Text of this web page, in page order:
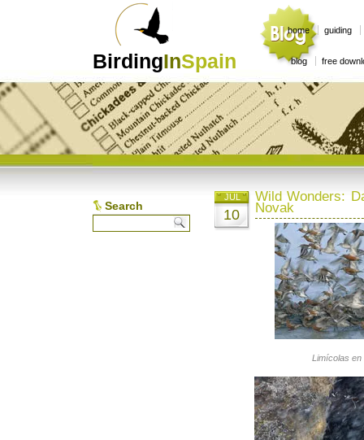
BirdingInSpain
home guiding
blog free
Search
Wild Wonders:
Novak
JUL
10
Limícolas en el